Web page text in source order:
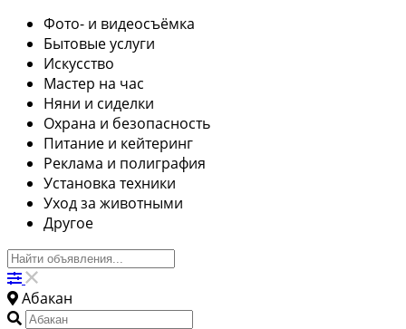
Фото- и видеосъёмка
Бытовые услуги
Искусство
Мастер на час
Няни и сиделки
Охрана и безопасность
Питание и кейтеринг
Реклама и полиграфия
Установка техники
Уход за животными
Другое
Абакан